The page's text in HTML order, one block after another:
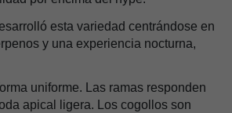
esta variedad centrándose en
y una experiencia nocturna,
uniforme. Las ramas responden
apical ligera. Los cogollos son